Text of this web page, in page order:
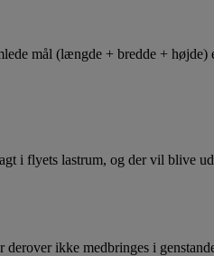
mål (længde + bredde + højde)
i flyets lastrum, og der vil blive
ikke medbringes i